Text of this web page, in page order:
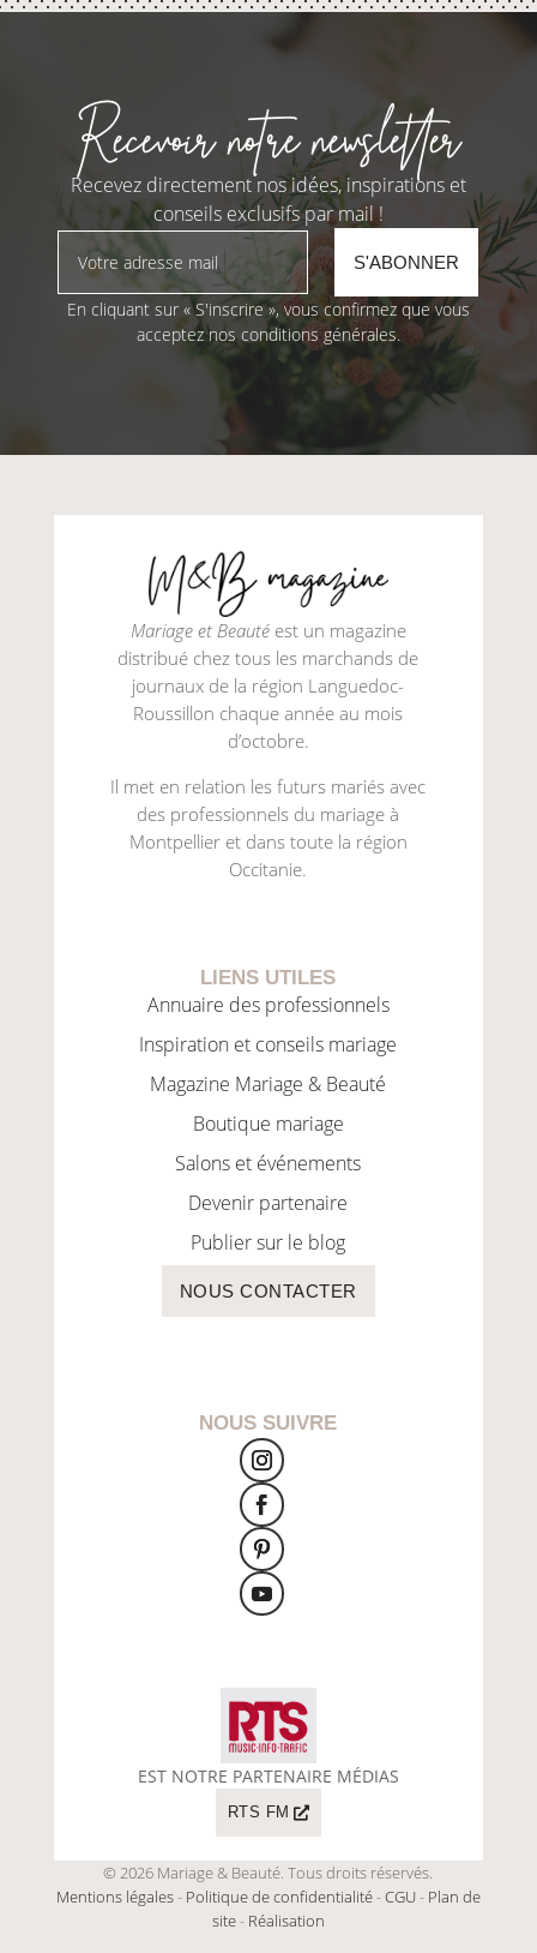
Recevoir notre newsletter
Recevez directement nos idées, inspirations et
conseils exclusifs par mail !
En cliquant sur « S'inscrire », vous confirmez que vous
acceptez nos conditions générales.
Mariage et Beautéest un magazine
distribué chez tous les marchands de
journaux de la région Languedoc-
Roussillon chaque année au mois
d’octobre.
Il met en relation les futurs mariés avec
des professionnels du mariage à
Montpellier et dans toute la région
Occitanie.
LIENS UTILES
Annuaire des professionnels
Inspiration et conseils mariage
Magazine Mariage & Beauté
Boutique mariage
Salons et événements
Devenir partenaire
Publier sur le blog
NOUS CONTACTER
NOUS SUIVRE
EST NOTRE PARTENAIRE MÉDIAS
RTS FM
© 2026 Mariage & Beauté. Tous droits réservés.
Mentions légales- Politique de confidentialité-CGU- Plan de
site- Réalisation